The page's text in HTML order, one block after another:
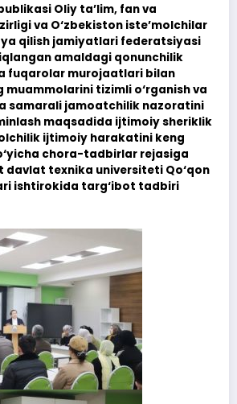
Oliy ta’lim, fan va
va O‘zbekiston iste’molchilar
qilish jamiyatlari federatsiyasi
amaldagi qonunchilik
fuqarolar murojaatlari bilan
muammolarini tizimli o‘rganish va
samarali jamoatchilik nazoratini
maqsadida ijtimoiy sheriklik
ijtimoiy harakatini keng
chora-tadbirlar rejasiga
davlat texnika universiteti Qo‘qon
ishtirokida targ‘ibot tadbiri